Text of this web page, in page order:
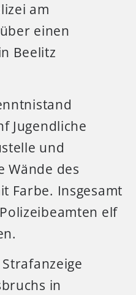
am
einen
Beelitz
Jugendliche
und
Wände des
Farbe. Insgesamt
elf
in